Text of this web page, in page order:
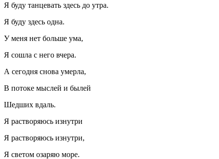
Я буду танцевать здесь до утра.
Я буду здесь одна.
У меня нет больше ума,
Я сошла с него вчера.
А сегодня снова умерла,
В потоке мыслей и былей
Шедших вдаль.
Я растворяюсь изнутри
Я растворяюсь изнутри,
Я светом озаряю море.